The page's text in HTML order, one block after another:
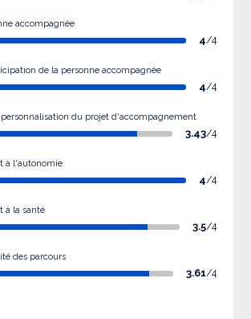
accompagnée
4/4
de la personne accompagnée
4/4
du projet d'accompagnement
3.43/4
à l'autonomie
4/4
à la santé
3.5/4
des parcours
3.61/4